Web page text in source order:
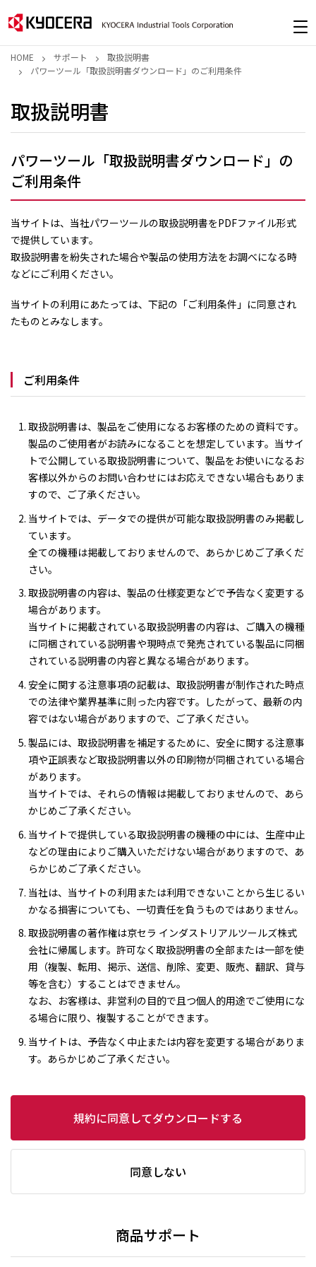
HOME サポート
取扱説明書
パワーツール「取扱説明書ダウンロード」のご利用条件
取扱説明書
パワーツール「取扱説明書ダウンロード」の
ご利用条件
当サイトは、当社パワーツールの取扱説明書をPDFファイル形式
で提供しています。
取扱説明書を紛失された場合や製品の使用方法をお調べになる時
などにご利用ください。
当サイトの利用にあたっては、下記の「ご利用条件」に同意され
たものとみなします。
ご利用条件
取扱説明書は、製品をご使用になるお客様のための資料です。
製品のご使用者がお読みになることを想定しています。当サイ
トで公開している取扱説明書について、製品をお使いになるお
客様以外からのお問い合わせにはお応えできない場合もありま
すので、ご了承ください。
当サイトでは、データでの提供が可能な取扱説明書のみ掲載し
ています。
全ての機種は掲載しておりませんので、あらかじめご了承くだ
さい。
取扱説明書の内容は、製品の仕様変更などで予告なく変更する
場合があります。
当サイトに掲載されている取扱説明書の内容は、ご購入の機種
に同梱されている説明書や現時点で発売されている製品に同梱
されている説明書の内容と異なる場合があります。
安全に関する注意事項の記載は、取扱説明書が制作された時点
での法律や業界基準に則った内容です。したがって、最新の内
容ではない場合がありますので、ご了承ください。
製品には、取扱説明書を補足するために、安全に関する注意事
項や正誤表など取扱説明書以外の印刷物が同梱されている場合
があります。
当サイトでは、それらの情報は掲載しておりませんので、あら
かじめご了承ください。
当サイトで提供している取扱説明書の機種の中には、生産中止
などの理由によりご購入いただけない場合がありますので、あ
らかじめご了承ください。
当社は、当サイトの利用または利用できないことから生じるい
かなる損害についても、一切責任を負うものではありません。
取扱説明書の著作権は京セラ インダストリアルツールズ株式
会社に帰属します。許可なく取扱説明書の全部または一部を使
用（複製、転用、掲示、送信、削除、変更、販売、翻訳、貸与
等を含む）することはできません。
なお、お客様は、非営利の目的で且つ個人的用途でご使用にな
る場合に限り、複製することができます。
当サイトは、予告なく中止または内容を変更する場合がありま
す。あらかじめご了承ください。
規約に同意してダウンロードする
同意しない
商品サポート